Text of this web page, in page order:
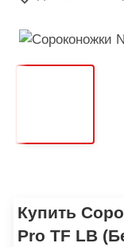
Купить
Pro TF LB